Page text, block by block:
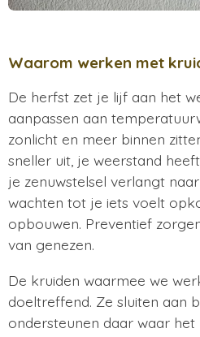
Waarom werken met
De herfst zet je lijf aan het
aanpassen aan
zonlicht en meer binnen
sneller uit, je weerstand
je zenuwstelsel verlangt
wachten tot je iets voelt
opbouwen. Preventief
van genezen.
De kruiden waarmee we
doeltreffend. Ze sluiten aan
ondersteunen daar waar het